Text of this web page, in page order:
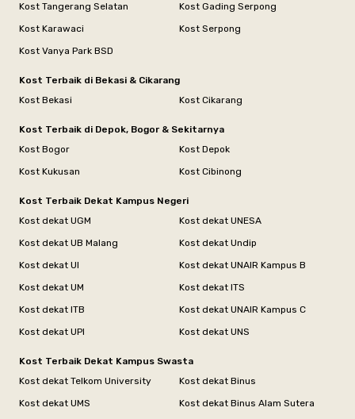
Kost Tangerang Selatan
Kost Gading Serpong
Kost Karawaci
Kost Serpong
Kost Vanya Park BSD
Kost Terbaik di Bekasi & Cikarang
Kost Bekasi
Kost Cikarang
Kost Terbaik di Depok, Bogor & Sekitarnya
Kost Bogor
Kost Depok
Kost Kukusan
Kost Cibinong
Kost Terbaik Dekat Kampus Negeri
Kost dekat UGM
Kost dekat UNESA
Kost dekat UB Malang
Kost dekat Undip
Kost dekat UI
Kost dekat UNAIR Kampus B
Kost dekat UM
Kost dekat ITS
Kost dekat ITB
Kost dekat UNAIR Kampus C
Kost dekat UPI
Kost dekat UNS
Kost Terbaik Dekat Kampus Swasta
Kost dekat Telkom University
Kost dekat Binus
Kost dekat UMS
Kost dekat Binus Alam Sutera